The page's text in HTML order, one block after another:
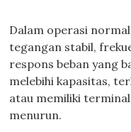
Dalam operasi
tegangan stabil,
respons beban yang
melebihi kapasitas,
atau memiliki
menurun.